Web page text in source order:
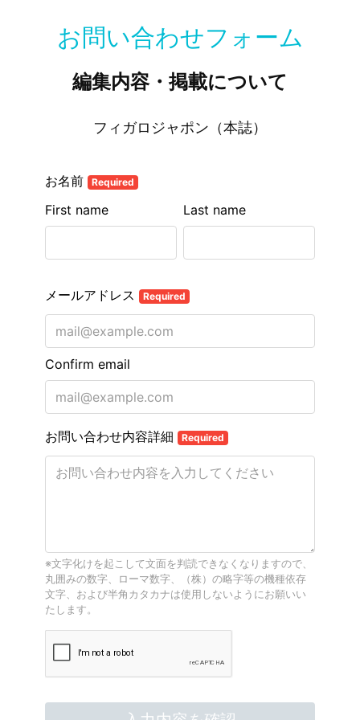
お問い合わせフォーム
編集内容・掲載について
フィガロジャポン（本誌）
お名前 Required
Last name
First name
メールアドレス Required
Confirm email
お問い合わせ内容詳細 Required
※文字化けを起こして文面を判読できなくなりますので、
丸囲みの数字、ローマ数字、（株）の略字等の機種依存
文字、および半角カタカナは使用しないようにお願いい
たします。